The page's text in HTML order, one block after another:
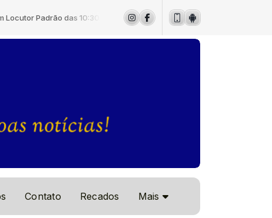
Padrão das 10:30 às 12:00
Contato Recados Mais